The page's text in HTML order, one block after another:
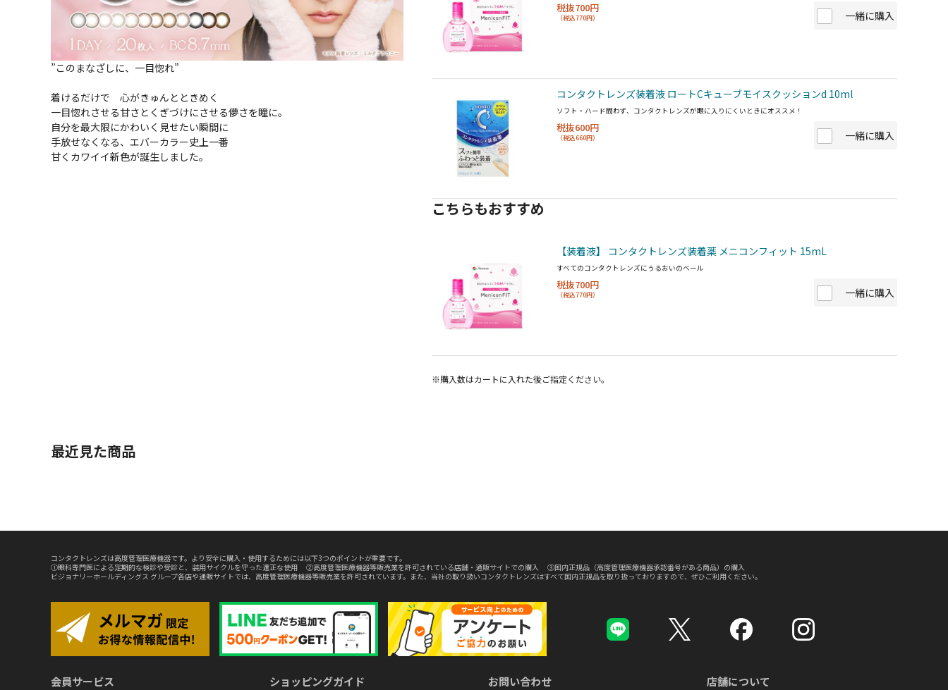
”このまなざしに、一目惚れ”
着けるだけで 心がきゅんとときめく
一目惚れさせる甘さとくぎづけにさせる儚さを瞳に。
自分を最大限にかわいく見せたい瞬間に
手放せなくなる、エバーカラー史上一番
甘くカワイイ新色が誕生しました。
税抜700円
（税込770円） 一緒に購入
コンタクトレンズ装着液 ロートCキューブモイスクッションd 10ml
ソフト・ハード問わず、コンタクトレンズが眼に入りにくいときにオススメ！
税抜600円
（税込660円） 一緒に購入
こちらもおすすめ
【装着液】 コンタクトレンズ装着薬 メニコンフィット 15mL
すべてのコンタクトレンズにうるおいのベール
税抜700円
（税込770円） 一緒に購入
※購入数はカートに入れた後ご指定ください。
最近見た商品
コンタクトレンズは高度管理医療機器です。より安全に購入・使用するためには以下3つのポイントが重要です。
①眼科専門医による定期的な検診や受診と、装用サイクルを守った適正な使用 ②高度管理医療機器等販売業を許可されている店舗・通販サイトでの購入 ③国内正規品（高度管理医療機器承認番号がある商品）の購入
ビジョナリーホールディングス グループ各店や通販サイトでは、高度管理医療機器等販売業を許可されています。また、当社の取り扱いコンタクトレンズはすべて国内正規品を取り扱っておりますので、ぜひご利用ください。
会員サービス ショッピングガイド お問い合わせ 店舗について